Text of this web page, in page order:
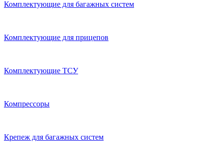
Комплектующие для багажных систем
Комплектующие для прицепов
Комплектующие ТСУ
Компрессоры
Крепеж для багажных систем